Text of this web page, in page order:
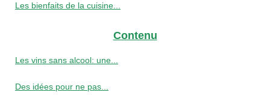
Les bienfaits de la cuisine...
Contenu
Les vins sans alcool: une...
Des idées pour ne pas...